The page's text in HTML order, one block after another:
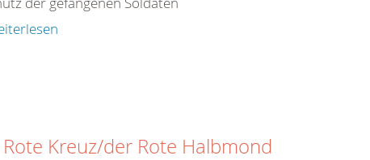
Rote Kreuz/der Rote Halbmond